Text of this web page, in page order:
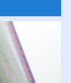
Textilien in
bedrucken